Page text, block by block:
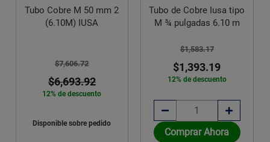
Tubo Cobre M 50 mm 2
(6.10M) IUSA
$7,606.72
$6,693.92
12% de descuento
Disponible sobre pedido
Tubo de Cobre Iusa tipo
M ¾ pulgadas 6.10 m
$1,583.17
$1,393.19
12% de descuento
Comprar Ahora